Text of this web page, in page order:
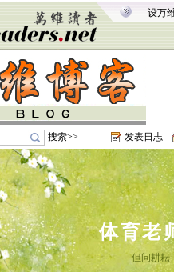
设万
搜索>> 发表日志
体育老
但问耕耘